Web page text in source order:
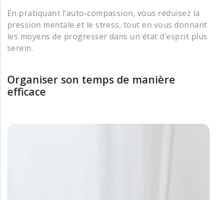
En pratiquant l’auto-compassion, vous réduisez la
pression mentale et le stress, tout en vous donnant
les moyens de progresser dans un état d’esprit plus
serein.
Organiser son temps de manière
efficace